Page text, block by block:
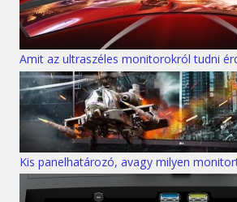
Amit az ultraszéles monitorokról tudni
Kis panelhatározó, avagy milyen